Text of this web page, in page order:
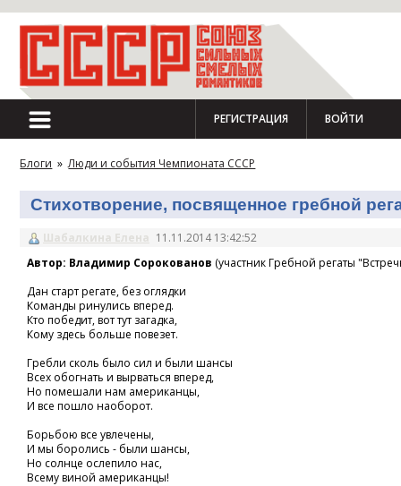
РЕГИСТРАЦИЯ ВОЙТИ
Блоги » Люди и события Чемпионата СССР
Стихотворение, посвященное гребной
Шабалкина Елена 11.11.2014 13:42:52
Автор: Владимир Сорокованов (участник Гребной регаты
Дан старт регате, без оглядки
Команды ринулись вперед.
Кто победит, вот тут загадка,
Кому здесь больше повезет.
Гребли сколь было сил и были шансы
Всех обогнать и вырваться вперед,
Но помешали нам американцы,
И все пошло наоборот.
Борьбою все увлечены,
И мы боролись - были шансы,
Но солнце ослепило нас,
Всему виной американцы!